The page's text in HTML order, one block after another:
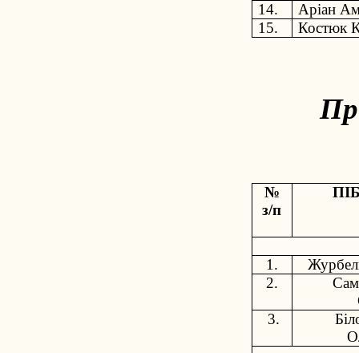
14.
Аріан
15.
Костюк
№
з/п
1.
2.
3.